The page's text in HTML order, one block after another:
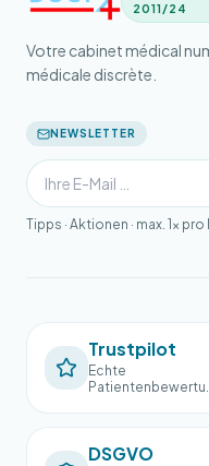
2011/24
Votre cabinet médical
médicale discrète.
NEWSLETTER
Tipps · Aktionen · max. 1×
Trustpilot
Echte
DSGVO